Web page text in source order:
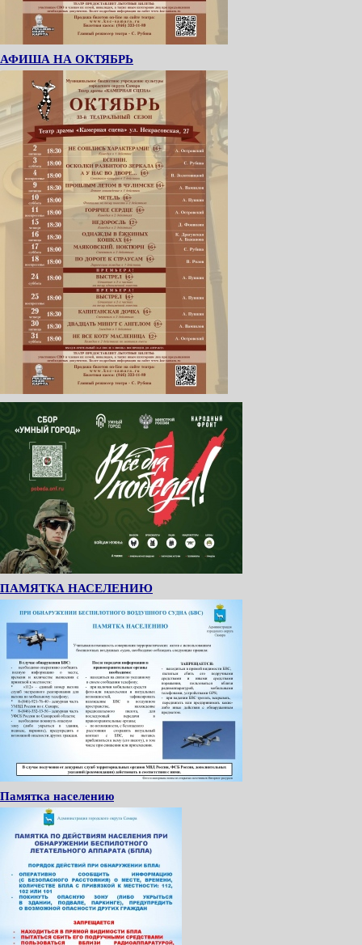
АФИША НА ОКТЯБРЬ
ПАМЯТКА НАСЕЛЕНИЮ
Памятка населению